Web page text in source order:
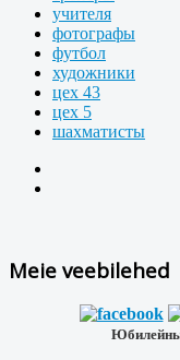
учителя
фотографы
футбол
художники
цех 43
цех 5
шахматисты
Meie veebilehed